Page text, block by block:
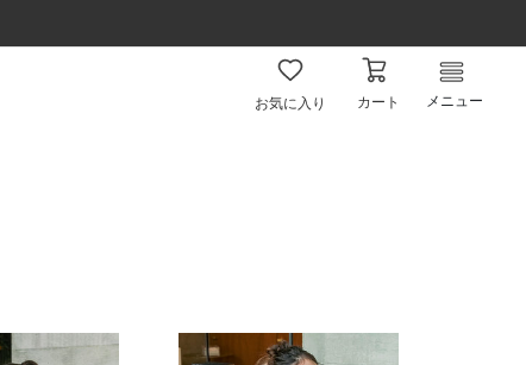
お気に入り カート メニュー